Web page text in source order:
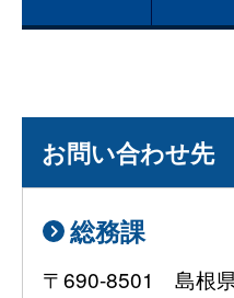
竹嶋近辺松
（四月十四日
付 阿倍四郎五
旧臘当地夥
お問い合わせ先
総務課
〒690-8501 島根